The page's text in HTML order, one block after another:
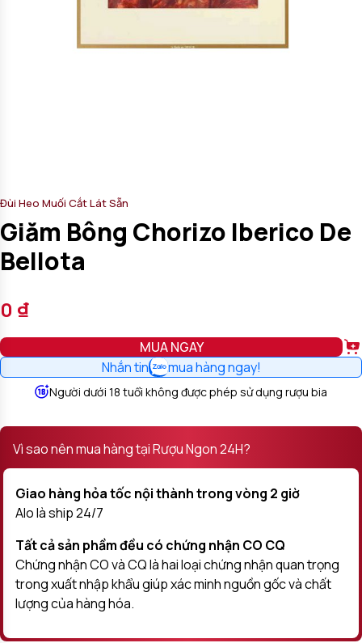
Đùi Heo Muối Cắt Lát Sẵn
Giăm Bông Chorizo Iberico De
Bellota
0 ₫
MUA NGAY
Nhắn tin mua hàng ngay!
Người dưới 18 tuổi không được phép sử dụng rượu bia
Vì sao nên mua hàng tại Rượu Ngon 24H?
Giao hàng hỏa tốc nội thành trong vòng 2 giờ
Alo là ship 24/7
Tất cả sản phầm đều có chứng nhận CO CQ
Chứng nhận CO và CQ là hai loại chứng nhận quan trọng
trong xuất nhập khẩu giúp xác minh nguồn gốc và chất
lượng của hàng hóa.